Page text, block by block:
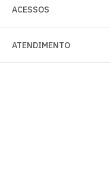
ACESSOS
ATENDIMENTO